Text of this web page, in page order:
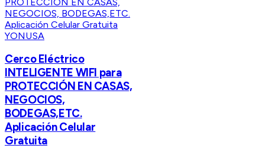
YONUSA
Cerco Eléctrico
INTELIGENTE WIFI para
PROTECCIÓN EN CASAS,
NEGOCIOS,
BODEGAS,ETC.
Aplicación Celular
Gratuita